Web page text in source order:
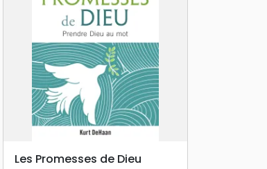
search APERÇU RAPIDE
Les Promesses de Dieu